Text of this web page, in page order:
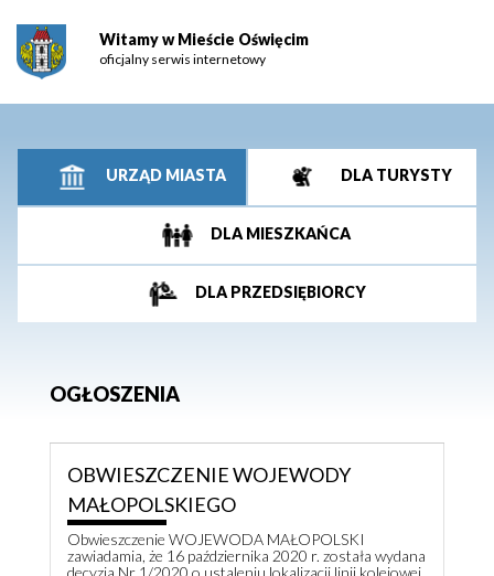
Witamy w Mieście Oświęcim
oficjalny serwis internetowy
DLA TURYSTY
DLA MIESZKAŃCA
DLA PRZEDSIĘBIORCY
URZĄD MIASTA
OGŁOSZENIA
OBWIESZCZENIE WOJEWODY
MAŁOPOLSKIEGO
Obwieszczenie WOJEWODA MAŁOPOLSKI
zawiadamia, że 16 października 2020 r. została wydana